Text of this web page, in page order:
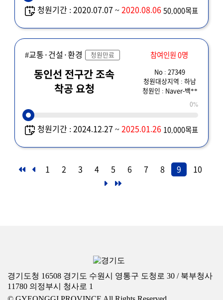
청원기간 : 2020.07.07 ~2020.08.06 50,000목표
#교통·건설·환경 청원만료 참여인원 0명
동인선 전구간 조속
착공 요청
No : 27349
청원대상지역 : 하남
청원인 : Naver-백**
0%
청원기간 : 2024.12.27 ~2025.01.26 10,000목표
1 2 3 4 5 6 7 8 9 10
경기도청 16508 경기도 수원시 영통구 도청로 30 / 북부청사
11780 의정부시 청사로 1